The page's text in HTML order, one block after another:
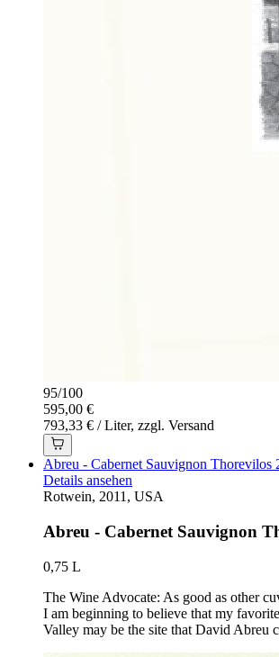
95/100
595,00 €
793,33 € / Liter, zzgl. Versand
Abreu - Cabernet Sauvignon Thorevilos
Details ansehen
Rotwein, 2011, USA
Abreu - Cabernet Sauvignon
0,75 L
The Wine Advocate: As good as other
I am beginning to believe that my
Valley may be the site that David